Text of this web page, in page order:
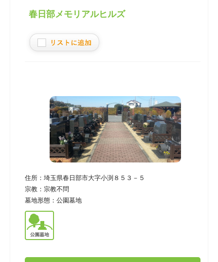
春日部メモリアルヒルズ
住所： 埼玉県春日部市大字小渕８５３－５
宗教： 宗教不問
墓地形態： 公園墓地